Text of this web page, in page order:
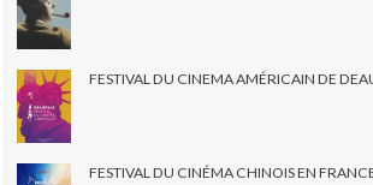
FESTIVAL DU CINEMA AMÉRICAIN DE
FESTIVAL DU CINÉMA CHINOIS EN